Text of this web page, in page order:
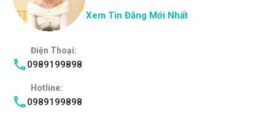
Xem Tin Đăng Mới Nhất
Điện Thoại:
0989199898
Hotline:
0989199898